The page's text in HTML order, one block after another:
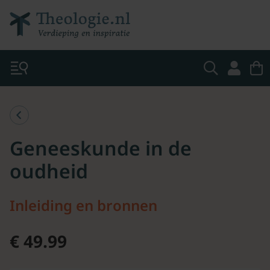
Geneeskunde in de
oudheid
Inleiding en bronnen
€ 49.99